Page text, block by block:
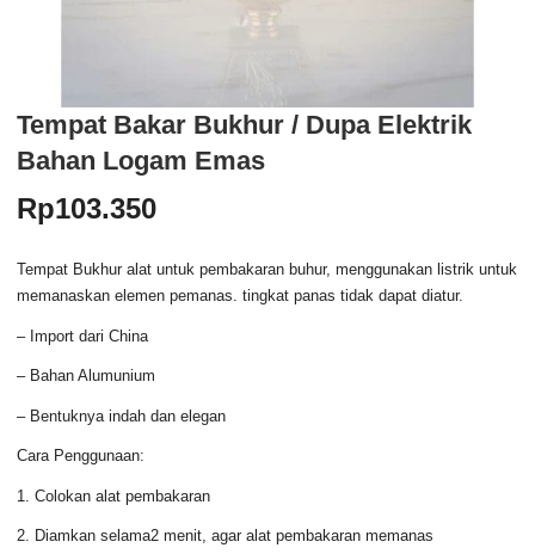
Tempat Bakar Bukhur / Dupa Elektrik
Bahan Logam Emas
Rp103.350
Tempat Bukhur alat untuk pembakaran buhur, menggunakan listrik untuk
memanaskan elemen pemanas. tingkat panas tidak dapat diatur.
– Import dari China
– Bahan Alumunium
– Bentuknya indah dan elegan
Cara Penggunaan:
1. Colokan alat pembakaran
2. Diamkan selama2 menit, agar alat pembakaran memanas